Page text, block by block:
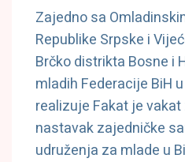
Zajedno sa
Republike Srpske i
Brčko distrikta Bosne i
mladih Federacije BiH
realizuje Fakat je
nastavak zajedničke
udruženja za mlade u